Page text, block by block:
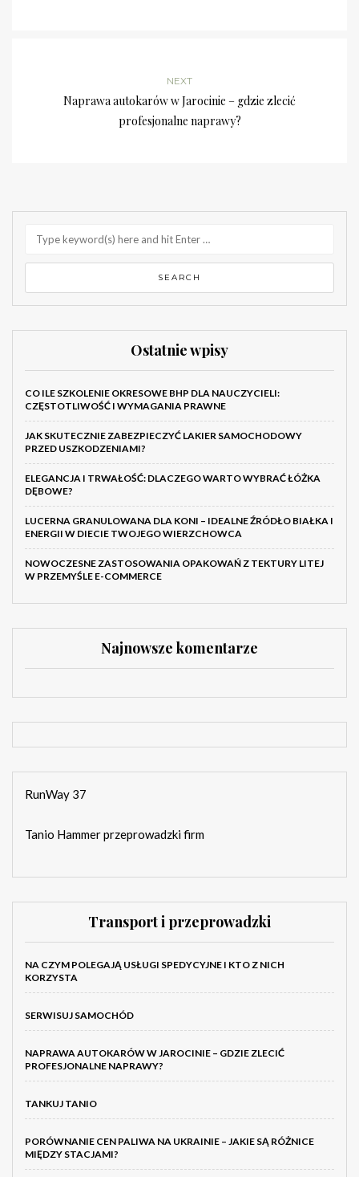
NEXT
Naprawa autokarów w Jarocinie – gdzie zlecić
profesjonalne naprawy?
Ostatnie wpisy
CO ILE SZKOLENIE OKRESOWE BHP DLA NAUCZYCIELI:
CZĘSTOTLIWOŚĆ I WYMAGANIA PRAWNE
JAK SKUTECZNIE ZABEZPIECZYĆ LAKIER SAMOCHODOWY
PRZED USZKODZENIAMI?
ELEGANCJA I TRWAŁOŚĆ: DLACZEGO WARTO WYBRAĆ ŁÓŻKA
DĘBOWE?
LUCERNA GRANULOWANA DLA KONI – IDEALNE ŹRÓDŁO BIAŁKA I
ENERGII W DIECIE TWOJEGO WIERZCHOWCA
NOWOCZESNE ZASTOSOWANIA OPAKOWAŃ Z TEKTURY LITEJ
W PRZEMYŚLE E-COMMERCE
Najnowsze komentarze
RunWay 37
Tanio Hammer przeprowadzki firm
Transport i przeprowadzki
NA CZYM POLEGAJĄ USŁUGI SPEDYCYJNE I KTO Z NICH
KORZYSTA
SERWISUJ SAMOCHÓD
NAPRAWA AUTOKARÓW W JAROCINIE – GDZIE ZLECIĆ
PROFESJONALNE NAPRAWY?
TANKUJ TANIO
PORÓWNANIE CEN PALIWA NA UKRAINIE – JAKIE SĄ RÓŻNICE
MIĘDZY STACJAMI?